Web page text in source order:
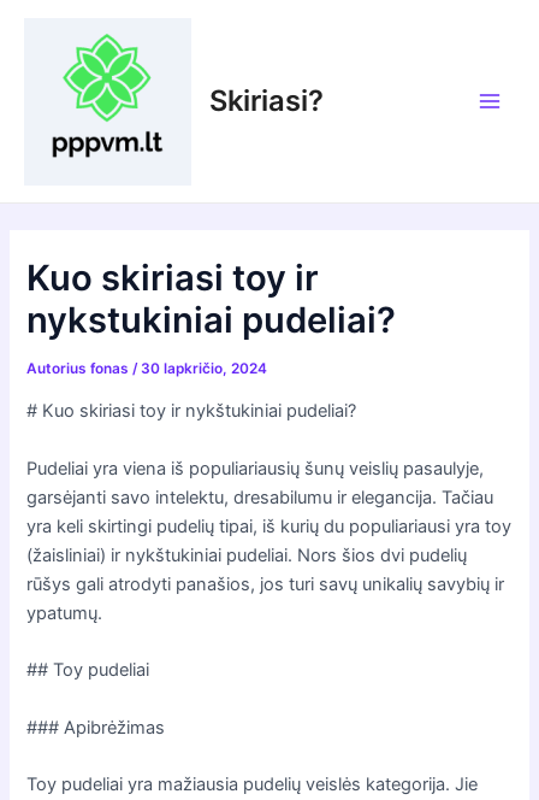
Skiriasi?
Kuo skiriasi toy ir
nykstukiniai pudeliai?
Autorius fonas/ 30 lapkričio, 2024
# Kuo skiriasi toy ir nykštukiniai pudeliai?
Pudeliai yra viena iš populiariausių šunų veislių pasaulyje,
garsėjanti savo intelektu, dresabilumu ir elegancija. Tačiau
yra keli skirtingi pudelių tipai, iš kurių du populiariausi yra toy
(žaisliniai) ir nykštukiniai pudeliai. Nors šios dvi pudelių
rūšys gali atrodyti panašios, jos turi savų unikalių savybių ir
ypatumų.
## Toy pudeliai
### Apibrėžimas
Toy pudeliai yra mažiausia pudelių veislės kategorija. Jie